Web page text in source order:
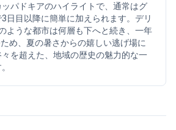
パドキアのハイライトで、通常はグ
日目以降に簡単に加えられます。デリ
ような都市は何層も下へと続き、一年
め、夏の暑さからの嬉しい逃げ場に
を超えた、地域の歴史の魅力的な一